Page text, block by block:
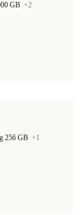
GB +2
256 GB +1